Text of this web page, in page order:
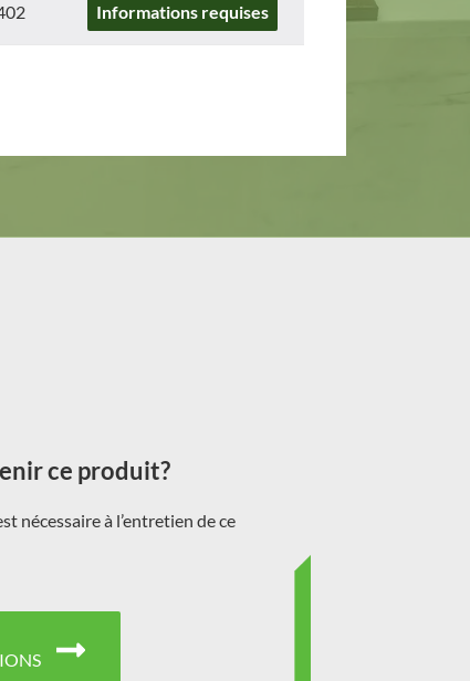
Informations requises
ce produit?
nécessaire à l’entretien de ce